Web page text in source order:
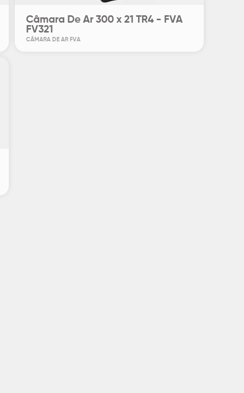
Câmara De Ar 300 x 21 TR4 - FVA
FV321
CÂMARA DE AR FVA